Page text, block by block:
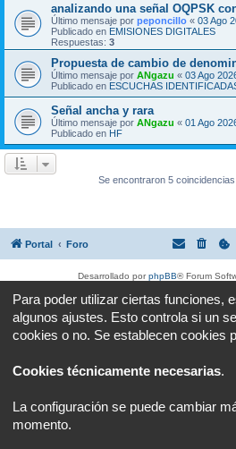
analizando una señal OQPSK
Último mensaje por peponcillo « 03 Ago
Publicado en EMISIONES DIGITALES
Respuestas: 3
Propuesta de cambio de
Último mensaje por ANgazu « 03 Ago
Publicado en ESCUCHAS
Señal ancha y rara
Último mensaje por ANgazu « 01 Ago
Publicado en HF
Se encontraron 5 coincidencias
Portal Foro
Desarrollado porphpBB® Forum
Para poder utilizar ciertas funciones,
algunos ajustes. Esto controla si un
cookies o no. Se establecen cookies
Cookies técnicamente necesarias.
La configuración se puede cambiar
momento.